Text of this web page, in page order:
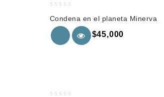
out
of
5
Condena en el planeta Minerva
$45,000